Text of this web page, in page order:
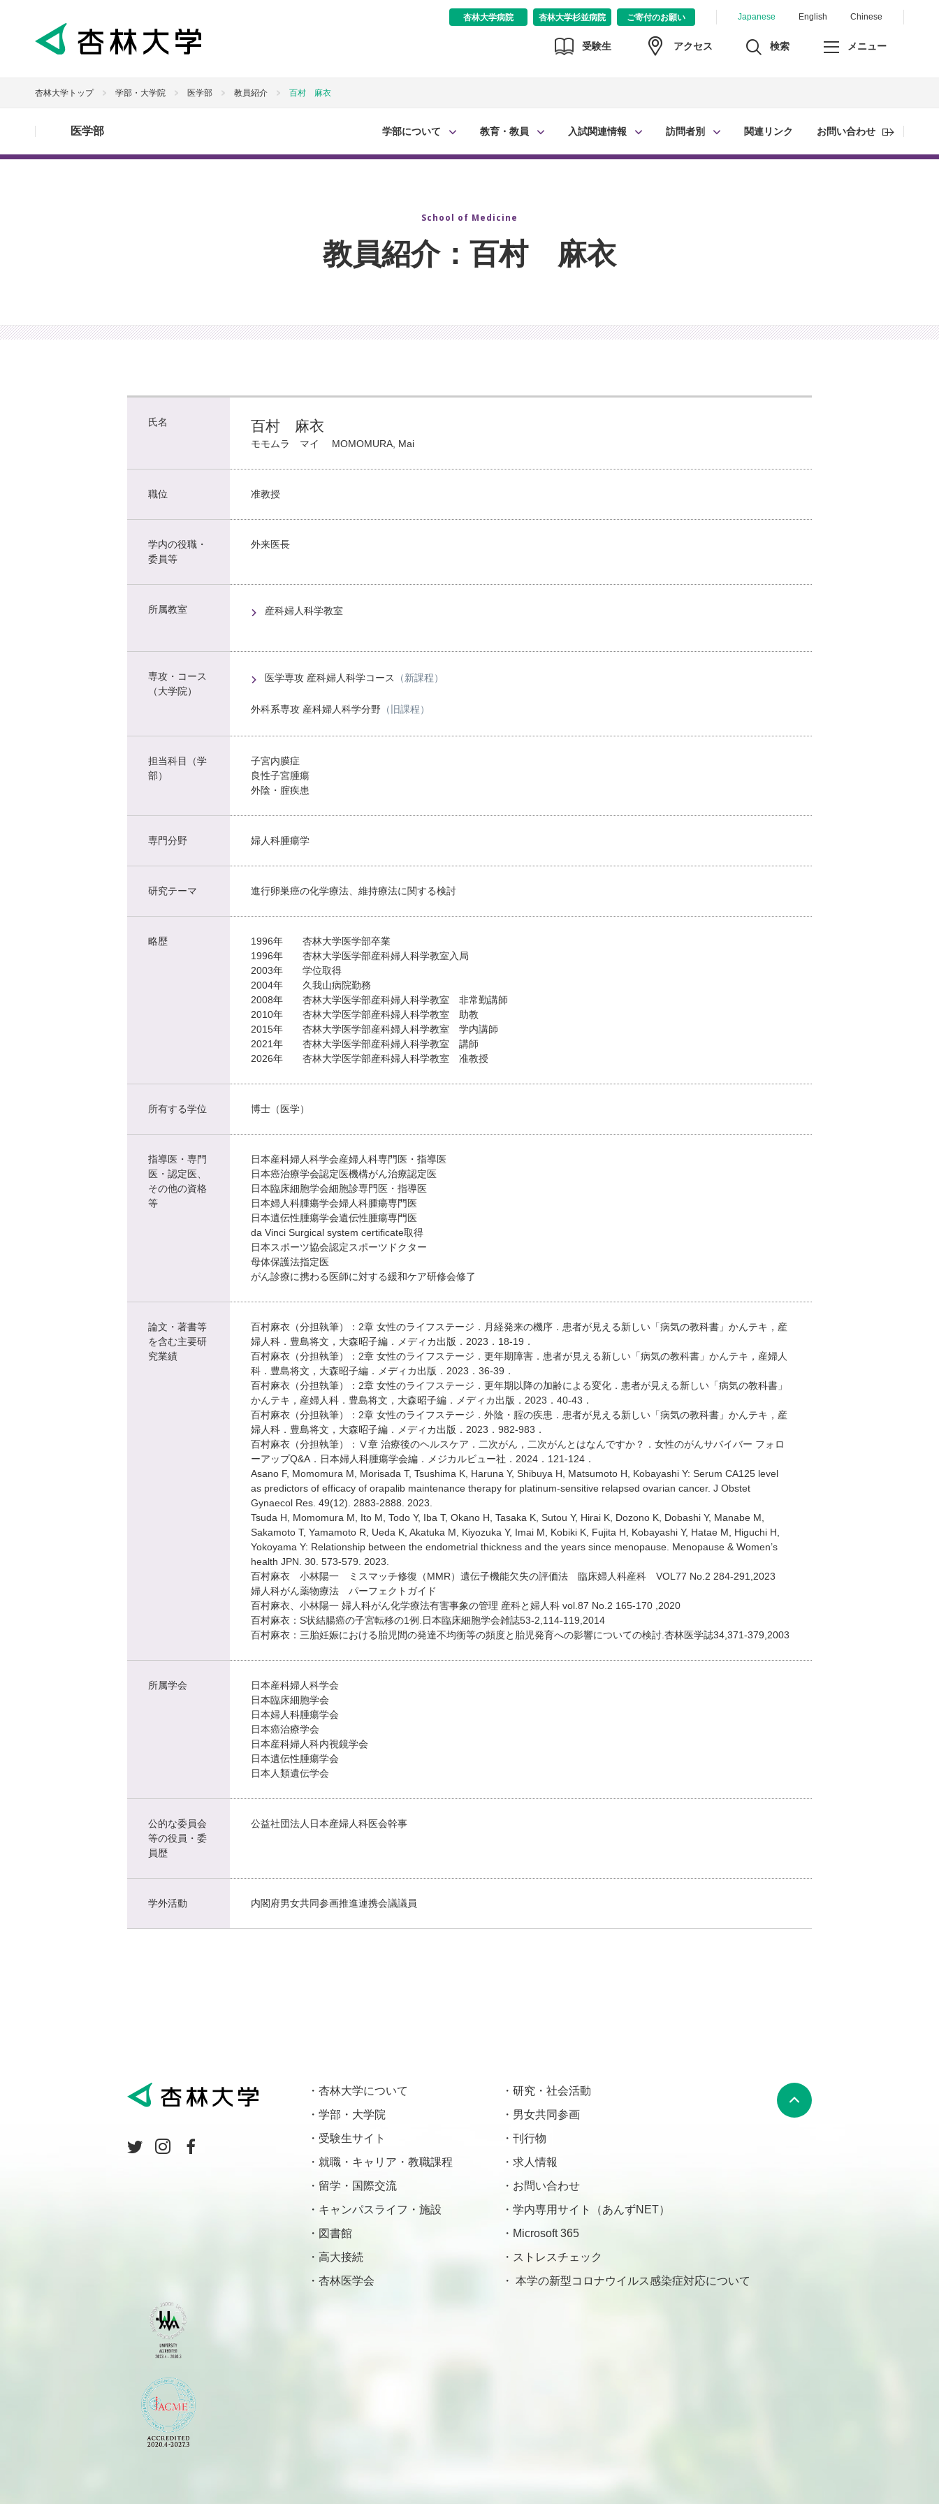
Japanese English Chinese
杏林大学病院 杏林大学杉並病院 ご寄付のお願い
受験生 アクセス 検索 メニュー
杏林大学トップ 学部・大学院 医学部 教員紹介 百村 麻衣
医学部 学部について 教育・教員 入試関連情報 訪問者別 関連リンク お問い合わせ
School of Medicine
教員紹介：百村 麻衣
氏名 百村 麻衣
モモムラ マイ MOMOMURA, Mai
職位 准教授
学内の役職・
委員等
外来医長
所属教室 産科婦人科学教室
専攻・コース
（大学院）
医学専攻 産科婦人科学コース （新課程）
外科系専攻 産科婦人科学分野 （旧課程）
担当科目（学
部）
子宮内膜症
良性子宮腫瘍
外陰・腟疾患
専門分野 婦人科腫瘍学
研究テーマ 進行卵巣癌の化学療法、維持療法に関する検討
略歴
1996年 杏林大学医学部卒業
1996年 杏林大学医学部産科婦人科学教室入局
2003年 学位取得
2004年 久我山病院勤務
2008年 杏林大学医学部産科婦人科学教室 非常勤講師
2010年 杏林大学医学部産科婦人科学教室 助教
2015年 杏林大学医学部産科婦人科学教室 学内講師
2021年 杏林大学医学部産科婦人科学教室 講師
2026年 杏林大学医学部産科婦人科学教室 准教授
所有する学位 博士（医学）
指導医・専門
医・認定医、
その他の資格
等
日本産科婦人科学会産婦人科専門医・指導医
日本癌治療学会認定医機構がん治療認定医
日本臨床細胞学会細胞診専門医・指導医
日本婦人科腫瘍学会婦人科腫瘍専門医
日本遺伝性腫瘍学会遺伝性腫瘍専門医
da Vinci Surgical system certificate取得
日本スポーツ協会認定スポーツドクター
母体保護法指定医
がん診療に携わる医師に対する緩和ケア研修会修了
論文・著書等
を含む主要研
究業績
百村麻衣（分担執筆）：2章 女性のライフステージ．月経発来の機序．患者が見える新しい「病気の教科書」かんテキ，産
婦人科．豊島将文，大森昭子編．メディカ出版．2023．18-19．
百村麻衣（分担執筆）：2章 女性のライフステージ．更年期障害．患者が見える新しい「病気の教科書」かんテキ，産婦人
科．豊島将文，大森昭子編．メディカ出版．2023．36-39．
百村麻衣（分担執筆）：2章 女性のライフステージ．更年期以降の加齢による変化．患者が見える新しい「病気の教科書」
かんテキ，産婦人科．豊島将文，大森昭子編．メディカ出版．2023．40-43．
百村麻衣（分担執筆）：2章 女性のライフステージ．外陰・腟の疾患．患者が見える新しい「病気の教科書」かんテキ，産
婦人科．豊島将文，大森昭子編．メディカ出版．2023．982-983．
百村麻衣（分担執筆）：Ⅴ章 治療後のヘルスケア．二次がん，二次がんとはなんですか？．女性のがんサバイバー フォロ
ーアップQ&A．日本婦人科腫瘍学会編．メジカルビュー社．2024．121-124．
Asano F, Momomura M, Morisada T, Tsushima K, Haruna Y, Shibuya H, Matsumoto H, Kobayashi Y: Serum CA125 level
as predictors of efficacy of orapalib maintenance therapy for platinum-sensitive relapsed ovarian cancer. J Obstet
Gynaecol Res. 49(12). 2883-2888. 2023.
Tsuda H, Momomura M, Ito M, Todo Y, Iba T, Okano H, Tasaka K, Sutou Y, Hirai K, Dozono K, Dobashi Y, Manabe M,
Sakamoto T, Yamamoto R, Ueda K, Akatuka M, Kiyozuka Y, Imai M, Kobiki K, Fujita H, Kobayashi Y, Hatae M, Higuchi H,
Yokoyama Y: Relationship between the endometrial thickness and the years since menopause. Menopause & Women’s
health JPN. 30. 573-579. 2023.
百村麻衣 小林陽一 ミスマッチ修復（MMR）遺伝子機能欠失の評価法 臨床婦人科産科 VOL77 No.2 284-291,2023
婦人科がん薬物療法 パーフェクトガイド
百村麻衣、小林陽一 婦人科がん化学療法有害事象の管理 産科と婦人科 vol.87 No.2 165-170 ,2020
百村麻衣：S状結腸癌の子宮転移の1例.日本臨床細胞学会雑誌53-2,114-119,2014
百村麻衣：三胎妊娠における胎児間の発達不均衡等の頻度と胎児発育への影響についての検討.杏林医学誌34,371-379,2003
所属学会
日本産科婦人科学会
日本臨床細胞学会
日本婦人科腫瘍学会
日本癌治療学会
日本産科婦人科内視鏡学会
日本遺伝性腫瘍学会
日本人類遺伝学会
公的な委員会
等の役員・委
員歴
公益社団法人日本産婦人科医会幹事
学外活動 内閣府男女共同参画推進連携会議議員
杏林大学について
学部・大学院
受験生サイト
就職・キャリア・教職課程
留学・国際交流
キャンパスライフ・施設
図書館
高大接続
杏林医学会
研究・社会活動
男女共同参画
刊行物
求人情報
お問い合わせ
学内専用サイト（あんずNET）
Microsoft 365
ストレスチェック
本学の新型コロナウイルス感染症対応について